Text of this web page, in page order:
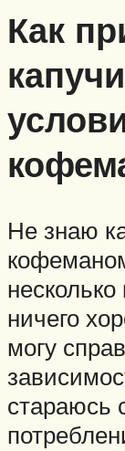
Как
Не знаю
ничего
могу
стараюсь